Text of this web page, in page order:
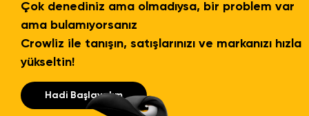
Çok denediniz ama olmadıysa, bir problem var
ama bulamıyorsanız
Crowliz ile tanışın, satışlarınızı ve markanızı hızla
yükseltin!
Hadi Başlayalım